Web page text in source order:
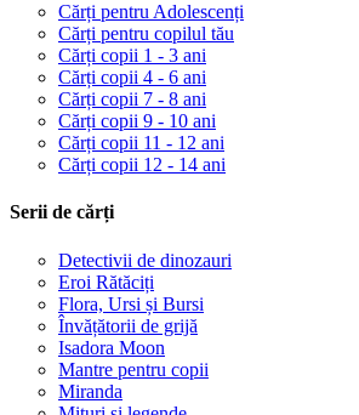
Cărți pentru Adolescenți
Cărți pentru copilul tău
Cărți copii 1 - 3 ani
Cărți copii 4 - 6 ani
Cărți copii 7 - 8 ani
Cărți copii 9 - 10 ani
Cărți copii 11 - 12 ani
Cărți copii 12 - 14 ani
Serii de cărți
Detectivii de dinozauri
Eroi Rătăciți
Flora, Ursi și Bursi
Învățătorii de grijă
Isadora Moon
Mantre pentru copii
Miranda